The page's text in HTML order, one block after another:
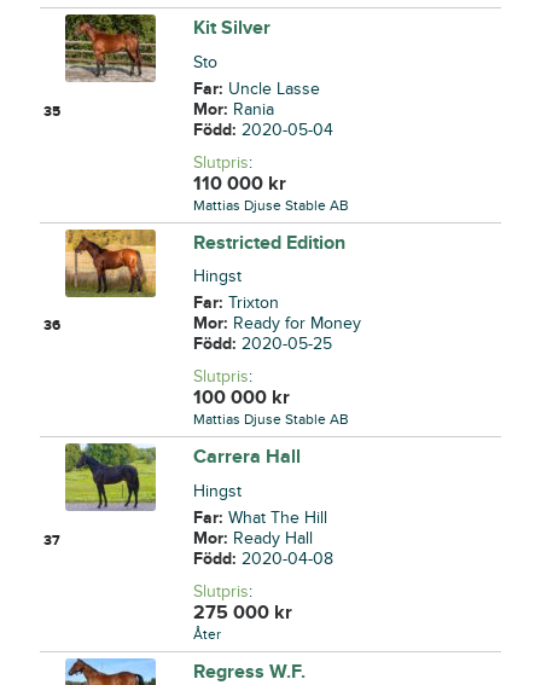
35
Kit Silver
Sto
Far: Uncle Lasse
Mor: Rania
Född:2020-05-04
Slutpris:
110 000 kr
Mattias Djuse Stable AB
36
Restricted Edition
Hingst
Far:Trixton
Mor: Ready for Money
Född:2020-05-25
Slutpris:
100 000 kr
Mattias Djuse Stable AB
37
Carrera Hall
Hingst
Far:What The Hill
Mor: Ready Hall
Född:2020-04-08
Slutpris:
275 000 kr
Åter
Regress W.F.